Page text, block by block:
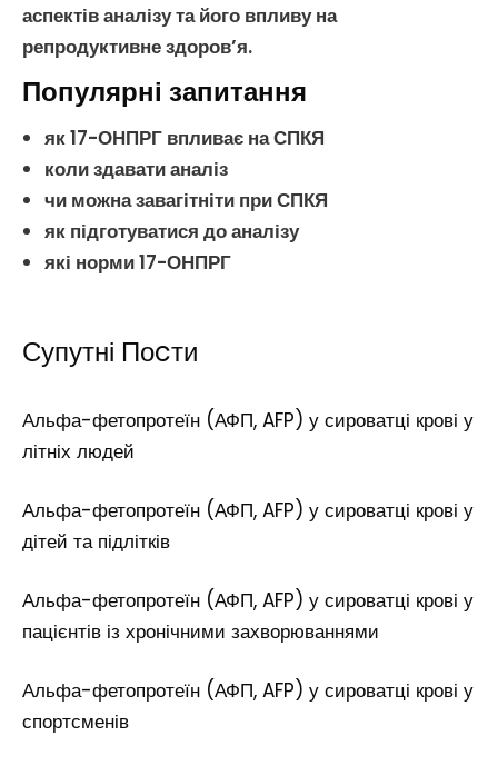
аспектів аналізу та його впливу на
репродуктивне здоров’я.
Популярні запитання
як17-ОНПРГ впливає наСПКЯ
коли здавати аналіз
чи можна завагітніти приСПКЯ
як підготуватися до аналізу
які норми17-ОНПРГ
Супутні Поcти
Альфа-фетопротеїн (АФП, AFP) у сироватці крові у
літніх людей
Альфа-фетопротеїн (АФП, AFP) у сироватці крові у
дітей та підлітків
Альфа-фетопротеїн (АФП, AFP) у сироватці крові у
пацієнтів із хронічними захворюваннями
Альфа-фетопротеїн (АФП, AFP) у сироватці крові у
спортсменів